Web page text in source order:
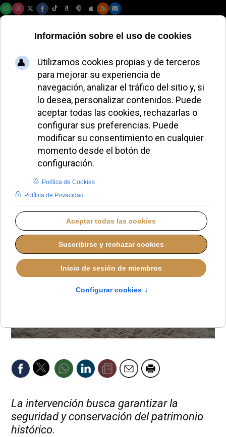
Sevilla restaura una
joya mudéjar del
siglo XIV en
Aznalcázar
JUANA MORALES
DIÓCESIS DE SEVILLA
JUEVES, 14 MAYO 2026 20:55
La intervención busca garantizar la
seguridad y conservación del patrimonio
histórico.